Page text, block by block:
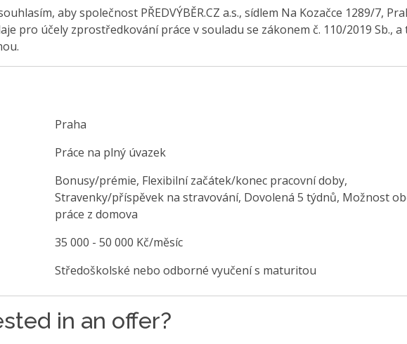
aby společnost PŘEDVÝBĚR.CZ a.s., sídlem Na Kozačce 1289/7,
pro účely zprostředkování práce v souladu se zákonem č. 110/2019 Sb., a
Praha
Práce na plný úvazek
Bonusy/prémie, Flexibilní začátek/konec pracovní doby,
Stravenky/příspěvek na stravování, Dovolená 5 týdnů, Možnost
práce z domova
35 000 - 50 000 Kč/měsíc
Středoškolské nebo odborné vyučení s maturitou
in an offer?